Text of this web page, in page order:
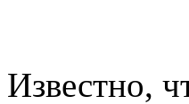
Известно,